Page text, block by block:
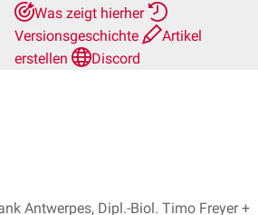
Was zeigt hierher
Versionsgeschichte
Artikel
erstellen
Discord
Antwerpes, Dipl.-Biol. Timo Freyer +